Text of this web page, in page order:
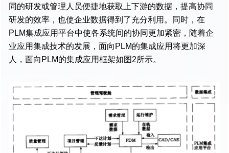
同的研发或管理人员便捷地获取上下游的数据，提高协同
研发的效率，也使企业数据得到了充分利用。同时，在
PLM集成应用平台中使各系统间的协同更加紧密，随着企
业应用集成技术的发展，面向PLM的集成应用将更加深
人，面向PLM的集成应用框架如图2所示。